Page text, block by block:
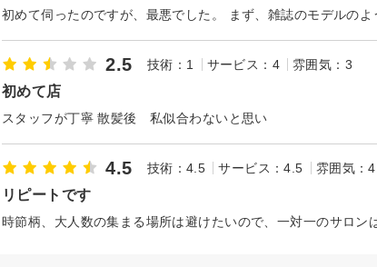
2.5 技術：1 サービス：4 雰囲気：3
初めて店
スタッフが丁寧 散髪後 私似合わないと思い
4.5 技術：4.5 サービス：4.5 雰囲気：
リピートです